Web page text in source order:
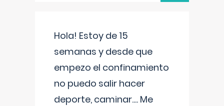
Hola! Estoy de 15
semanas y desde que
empezo el confinamiento
no puedo salir hacer
deporte, caminar.... Me